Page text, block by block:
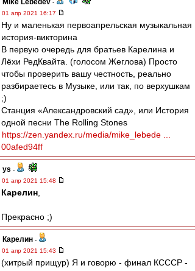
Mike Lebedev -
01 апр 2021 16:17
Ну и маленькая первоапрельская музыкальная
история-викторина
В первую очередь для братьев Карелина и
Лёхи РедКвайта. (голосом Жеглова) Просто
чтобы проверить вашу честность, реально
разбираетесь в Музыке, или так, по верхушкам
;)
Станция «Александровский сад», или История
одной песни The Rolling Stones
https://zen.yandex.ru/media/mike_lebede ...
00afed94ff
ys -
01 апр 2021 15:48
Карелин
Прекрасно ;)
Карелин -
01 апр 2021 15:43
(хитрый прищур) Я и говорю - финал КСССР -